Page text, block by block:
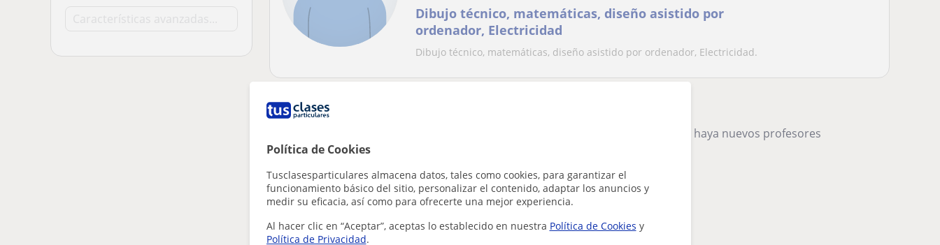
Política de Cookies
Tusclasesparticulares almacena datos, tales como cookies, para garantizar el
funcionamiento básico del sitio, personalizar el contenido, adaptar los anuncios y
medir su eficacia, así como para ofrecerte una mejor experiencia.
Al hacer clic en “Aceptar”, aceptas lo establecido en nuestra Política de Cookies y
Política de Privacidad.
Dibujo técnico, matemáticas, diseño asistido por
ordenador, Electricidad
Dibujo técnico, matemáticas, diseño asistido por ordenador, Electricidad.
Parece que tu búsqueda es bastante especifica
Ajusta tu búsqueda para ver más resultados o guárdala y te avisaremos cuando haya nuevos profesores
Eliminar filtros